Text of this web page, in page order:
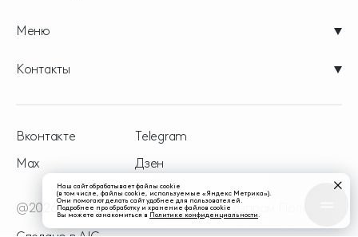
Меню
Контакты
@2026 - официальный сайт курорта Газпром Поляна
Вконтакте
Telegram
Max
Дзен
Наш сайт обрабатывает файлы cookie
(в том числе, файлы cookie, используемые «Яндекс Метрика»).
Они помогают делать сайт удобнее для пользователей.
Подробнее про обработку и хранение файлов cookie
Вы можете ознакомиться в Политике конфиденциальности.